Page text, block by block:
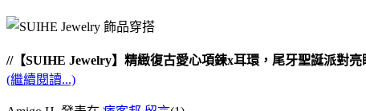
//【SUIHE Jewelry】精緻復古愛心項鍊x耳環，尾牙聖誕派對
(繼續閱讀...)